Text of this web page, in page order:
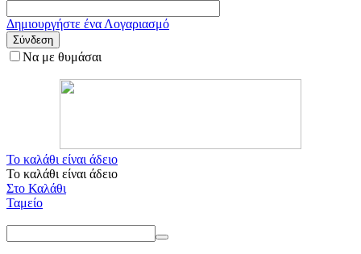
Δημιουργήστε ένα Λογαριασμό
Σύνδεση
Να με θυμάσαι
Το καλάθι είναι άδειο
Το καλάθι είναι άδειο
Στο Καλάθι
Ταμείο